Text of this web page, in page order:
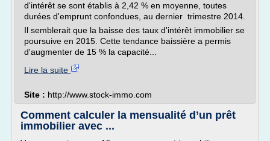
d'intérêt se sont établis à 2,42 % en moyenne, toutes
durées d'emprunt confondues, au dernier trimestre 2014.
Il semblerait que la baisse des taux d'intérêt immobilier se
poursuive en 2015. Cette tendance baissière a permis
d'augmenter de 15 % la capacité...
Lire la suite
Site : http://www.stock-immo.com
Comment calculer la mensualité d’un prêt
immobilier avec ...